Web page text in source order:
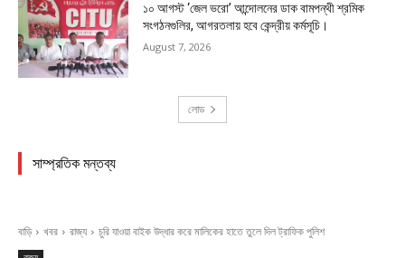
১০ আগস্ট ‘জেল ভরো’ আন্দোলনের ডাক বামপন্থী শ্রমিক
সংগঠনগুলির, আগরতলায় হবে কেন্দ্রীয় কর্মসূচি।
August 7, 2026
লোড
সাম্প্রতিক মন্তব্য